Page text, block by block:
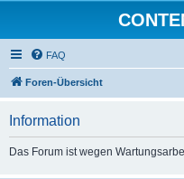
FAQ
Foren-Übersicht
Information
Das Forum ist wegen